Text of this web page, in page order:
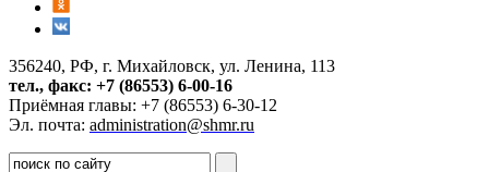
356240, РФ, г. Михайловск, ул. Ленина, 113
тел., факс: +7 (86553) 6-00-16
Приёмная главы: +7 (86553) 6-30-12
Эл. почта: administration@shmr.ru